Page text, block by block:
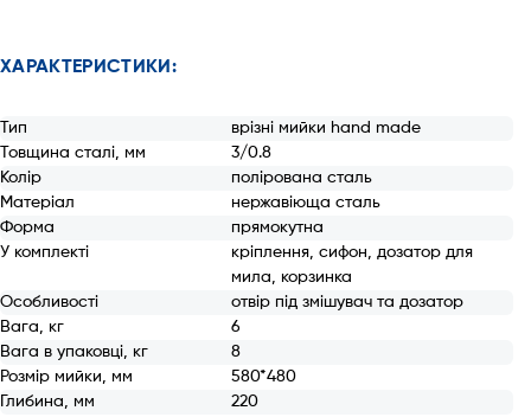
ХАРАКТЕРИСТИКИ:
Тип
врізні мийки hand made
Товщина сталі, мм
3/0.8
Колір
полірована сталь
Матеріал
нержавіюща сталь
Форма
прямокутна
У комплекті
кріплення, сифон, дозатор для
мила, корзинка
Особливості
отвір під змішувач та дозатор
Вага, кг
6
Вага в упаковці, кг
8
Розмір мийки, мм
580*480
Глибина, мм
220